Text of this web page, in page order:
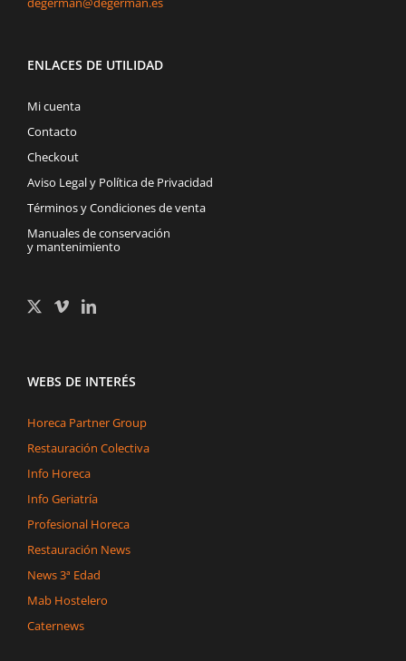
ENLACES DE UTILIDAD
Mi cuenta
Contacto
Checkout
Aviso Legal y Política de Privacidad
Términos y Condiciones de venta
Manuales de conservación
y mantenimiento
WEBS DE INTERÉS
Horeca Partner Group
Restauración Colectiva
Info Horeca
Info Geriatría
Profesional Horeca
Restauración News
News 3ª Edad
Mab Hostelero
Caternews